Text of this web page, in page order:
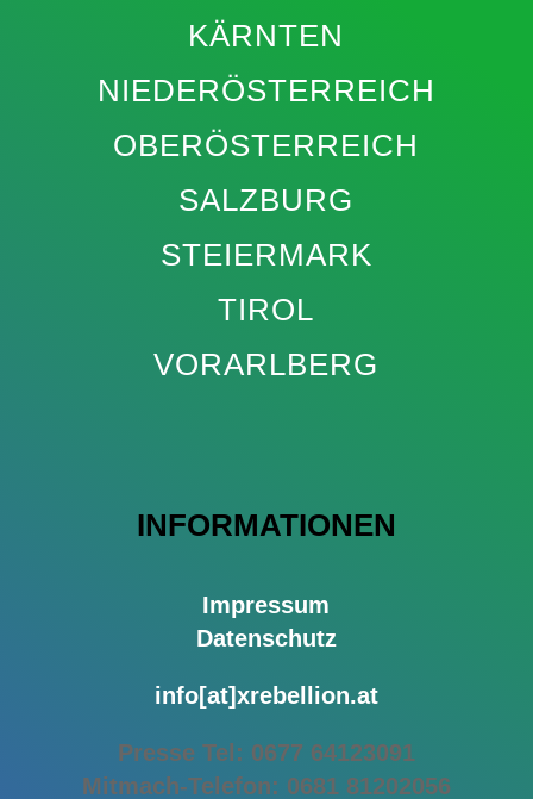
KÄRNTEN
NIEDERÖSTERREICH
OBERÖSTERREICH
SALZBURG
STEIERMARK
TIROL
VORARLBERG
INFORMATIONEN
Impressum
Datenschutz
info[at]xrebellion.at
Presse Tel: 0677 64123091
Mitmach-Telefon: 0681 81202056